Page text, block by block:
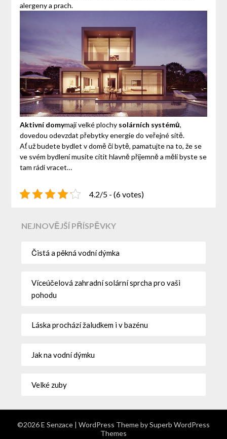
alergeny a prach.
Aktivní domymají velké plochy solárních systémů,
dovedou odevzdat přebytky energie do veřejné sítě.
Ať už budete bydlet v domě či bytě, pamatujte na to, že se
ve svém bydlení musíte cítit hlavně příjemně a měli byste se
tam rádi vracet…
4.2/5 - (6 votes)
NEJNOVĚJŠÍ PŘÍSPĚVKY
Čistá a pěkná vodní dýmka
Víceúčelová zahradní solární sprcha pro vaši
pohodu
Láska prochází žaludkem i v bazénu
Jak na vodní dýmku
Velké zuby
©2026 E Senzace | WordPress Theme bySuperb WordPress
Themes